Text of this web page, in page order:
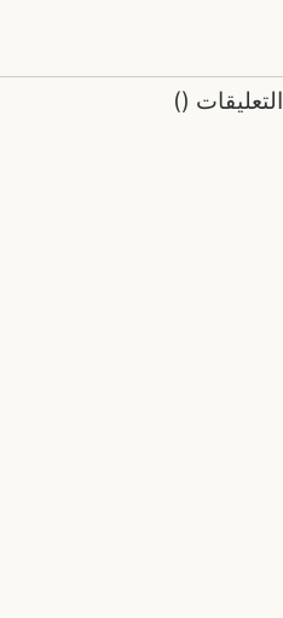
التعليقات (
)